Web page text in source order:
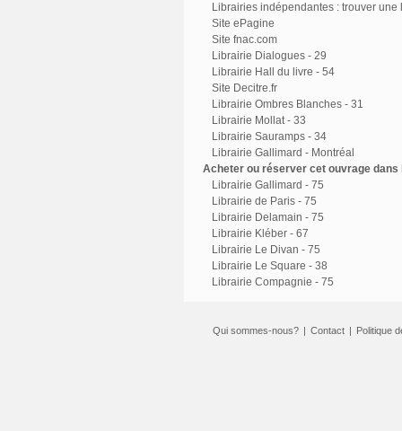
Librairies indépendantes : trouver une
Site ePagine
Site fnac.com
Librairie Dialogues - 29
Librairie Hall du livre - 54
Site Decitre.fr
Librairie Ombres Blanches - 31
Librairie Mollat - 33
Librairie Sauramps - 34
Librairie Gallimard - Montréal
Acheter ou réserver cet ouvrage
Librairie Gallimard - 75
Librairie de Paris - 75
Librairie Delamain - 75
Librairie Kléber - 67
Librairie Le Divan - 75
Librairie Le Square - 38
Librairie Compagnie - 75
Qui sommes-nous? | Contact | Politique